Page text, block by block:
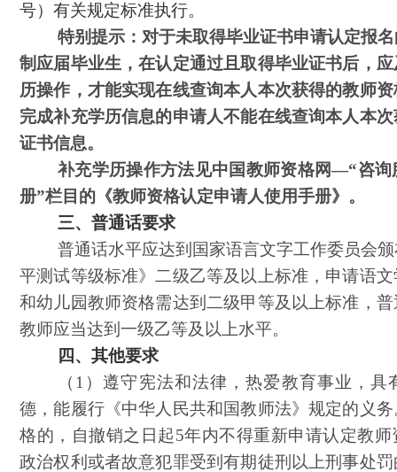
号）有关规定标准执行。
特别提示：对于未取得毕业证书申请认定报
制应届毕业生，在认定通过且取得毕业证书后，
历操作，才能实现在线查询本人本次获得的教师
完成补充学历信息的申请人不能在线查询本人本
证书信息。
补充学历操作方法见中国教师资格网—“咨询
册”栏目的《教师资格认定申请人使用手册》。
三、普通话要求
普通话水平应达到国家语言文字工作委员会
平测试等级标准》二级乙等及以上标准，申请语
和幼儿园教师资格需达到二级甲等及以上标准，
教师应当达到一级乙等及以上水平。
四、其他要求
（ 1）遵守宪法和法律，热爱教育事业，具
德，能履行《中华人民共和国教师法》规定的义
格的，自撤销之日起5年内不得重新申请认定教
政治权利或者故意犯罪受到有期徒刑以上刑事处